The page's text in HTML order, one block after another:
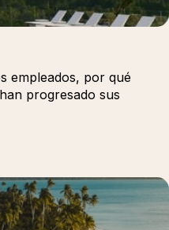
empleados, por qué
progresado sus